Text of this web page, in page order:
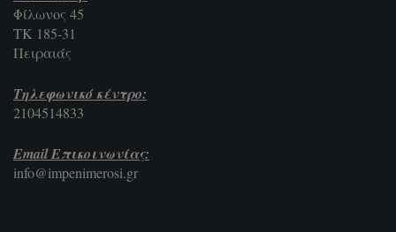
Φίλωνος 45
ΤΚ 185-31
Πειραιάς
Τηλεφωνικό κέντρο:
2104514833
Email Επικοινωνίας:
info@impenimerosi.gr